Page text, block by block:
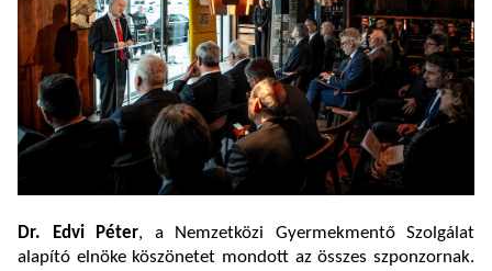
Dr. Edvi Péter, a Nemzetközi Gyermekmentő Szolgálat
alapító elnöke köszönetet mondott az összes szponzornak.